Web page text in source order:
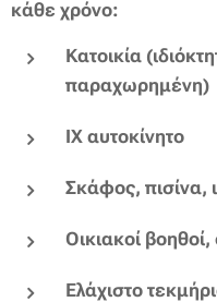
κάθε χρόνο:
Κατοικία
παραχωρημένη)
ΙΧ αυτοκίνητο
Σκάφος, πισίνα,
Οικιακοί βοηθοί,
Ελάχιστο